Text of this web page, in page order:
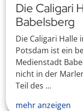
Die Caligari
Babelsberg
Die Caligari Halle
Potsdam ist ein
Medienstadt
nicht in der
Teil des ...
mehr anzeigen